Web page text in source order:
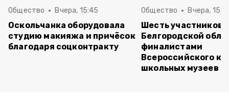
Общество Вчера, 15:45
Оскольчанка оборудовала
студию макияжа и причёсок
благодаря соцконтракту
Общество Вчера,
Шесть участников
Белгородской
финалистами
Всероссийского
школьных музеев